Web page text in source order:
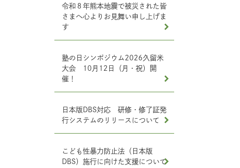
令和８年熊本地震で被災された皆
さまへ心よりお見舞い申し上げま
す
塾の日シンポジウム2026久留米
大会 10月12日（月・祝）開
催！
日本版DBS対応 研修・修了証発
行システムのリリースについて
こども性暴力防止法（日本版
DBS）施行に向けた支援について